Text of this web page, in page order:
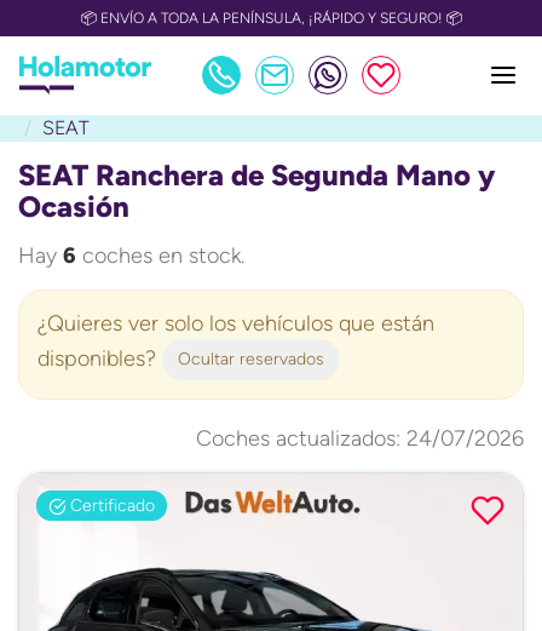
📦 ENVÍO A TODA LA PENÍNSULA, ¡RÁPIDO Y SEGURO! 📦
SEAT
SEAT Ranchera de Segunda Mano y
Ocasión
Hay 6 coches en stock.
¿Quieres ver solo los vehículos que están
disponibles?
Ocultar reservados
Coches actualizados: 24/07/2026
Certificado